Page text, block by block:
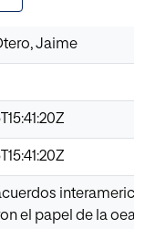
Jaime
el papel de la oea